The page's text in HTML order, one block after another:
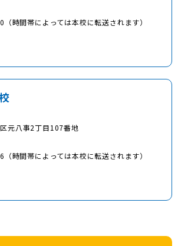
時間帯によっては本校に転送されます）
元八事2丁目107番地
時間帯によっては本校に転送されます）